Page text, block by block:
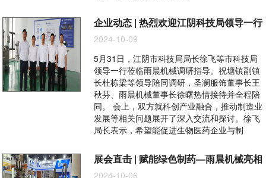
企业动态 | 热烈欢迎江阴科技局领导一行
2024-10-09
5月31日，江阴市科技局局长徐飞等市科技局
领导一行莅临雨晨机械调研指导。祝塘镇副镇
长杜栋梁等领导陪同调研，圣澜服饰董事长王
秋芬、雨晨机械董事长徐曙热情接待并全程陪
同。 会上，双方就科创产业融合，推动制造业
发展等相关问题展开了深入交流和探讨。徐飞
局长表示，希望能促进生物医药企业与制
展会直击 | 赋能绿色制药—雨晨机械亮相
2024-10-06